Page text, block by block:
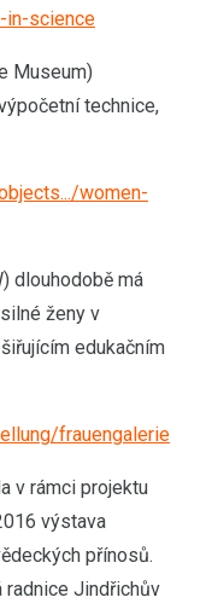
in-science
Museum)
technice,
women-
dlouhodobě má
ženy v
edukačním
frauengalerie
v rámci projektu
výstava
přínosů.
radnice Jindřichův